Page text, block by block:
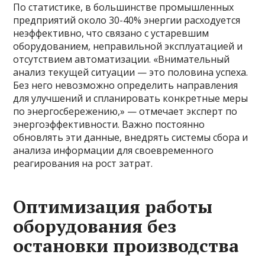
По статистике, в большинстве промышленных
предприятий около 30-40% энергии расходуется
неэффективно, что связано с устаревшим
оборудованием, неправильной эксплуатацией и
отсутствием автоматизации. «Внимательный
анализ текущей ситуации — это половина успеха.
Без него невозможно определить направления
для улучшений и спланировать конкретные меры
по энергосбережению,» — отмечает эксперт по
энергоэффективности. Важно постоянно
обновлять эти данные, внедрять системы сбора и
анализа информации для своевременного
реагирования на рост затрат.
Оптимизация работы
оборудования без
остановки производства